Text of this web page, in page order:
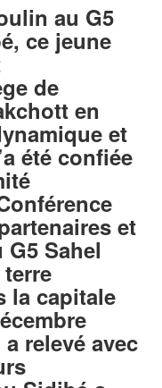
au G5
ce jeune
de
en
et
été confiée
et
Sahel
la capitale
relevé avec